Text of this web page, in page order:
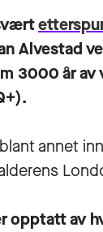
Alvestad
3000 år
annet
opptatt av